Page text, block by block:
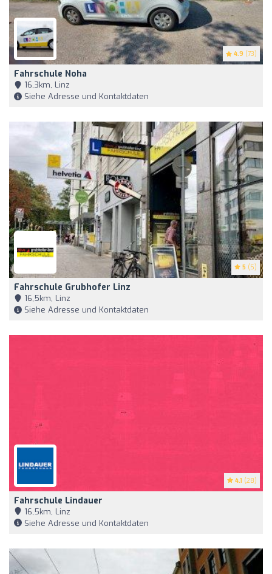
4.9 (73)
Fahrschule Noha
16,3km, Linz
Siehe Adresse und Kontaktdaten
5 (5)
Fahrschule Grubhofer Linz
16,5km, Linz
Siehe Adresse und Kontaktdaten
4.1 (28)
Fahrschule Lindauer
16,5km, Linz
Siehe Adresse und Kontaktdaten